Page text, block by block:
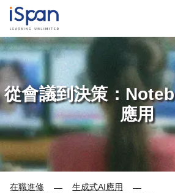
從會議到決策：
應用
在職進修 — 生成式AI應用
—